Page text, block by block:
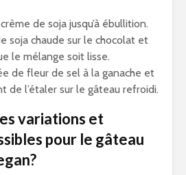
de soja jusqu’à ébullition.
soja chaude sur le chocolat et
le mélange soit lisse.
de fleur de sel à la ganache et
de l’étaler sur le gâteau refroidi.
variations et
pour le gâteau